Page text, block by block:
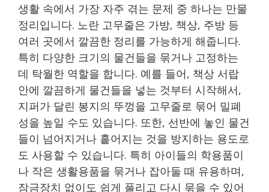
생활 속에서 가장 자주 겪는 문제 중 하나는 만물
정리입니다. 노란 고무줄은 가방, 책상, 주방 등
여러 곳에서 깔끔한 정리를 가능하게 해줍니다.
특히 다양한 크기의 물건들을 묶거나 고정하는
데 탁월한 역할을 합니다. 예를 들어, 책상 서랍
안에 깔끔하게 물건들을 넣는 것부터 시작해서,
지퍼가 달린 봉지의 뚜껑을 고무줄로 묶어 밀폐
성을 높일 수도 있습니다. 또한, 선반에 놓인 물건
들이 넘어지거나 흩어지는 것을 방지하는 용도로
도 사용할 수 있습니다. 특히 아이들의 학용품이
나 작은 생활용품을 묶거나 잡아둘 때 유용하며,
잠금장치 없이도 쉽게 풀리고 다시 묶을 수 있어